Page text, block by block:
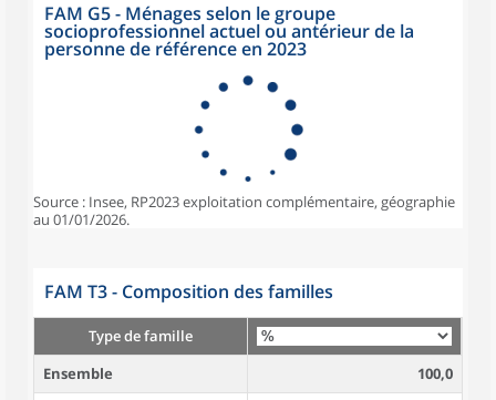
FAM G5 - Ménages selon le groupe
socioprofessionnel actuel ou antérieur de la
personne de référence en 2023
Source : Insee, RP2023 exploitation complémentaire, géographie
au 01/01/2026.
FAM T3 - Composition des familles
Type de famille
Ensemble
100,0